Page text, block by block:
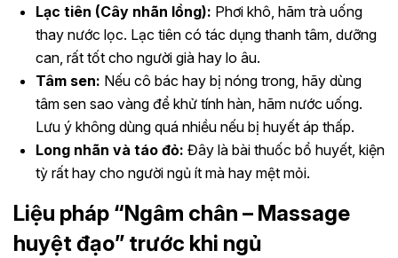
Lạc tiên (Cây nhãn lồng): Phơi khô, hãm trà uống
thay nước lọc. Lạc tiên có tác dụng thanh tâm, dưỡng
can, rất tốt cho người già hay lo âu.
Tâm sen: Nếu cô bác hay bị nóng trong, hãy dùng
tâm sen sao vàng để khử tính hàn, hãm nước uống.
Lưu ý không dùng quá nhiều nếu bị huyết áp thấp.
Long nhãn và táo đỏ: Đây là bài thuốc bổ huyết, kiện
tỳ rất hay cho người ngủ ít mà hay mệt mỏi.
Liệu pháp “Ngâm chân – Massage
huyệt đạo” trước khi ngủ